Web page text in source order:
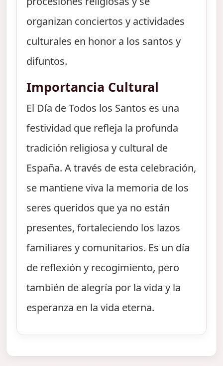
organizan conciertos y actividades
culturales en honor a los santos y
difuntos.
Importancia Cultural
El Día de Todos los Santos es una
festividad que refleja la profunda
tradición religiosa y cultural de
España. A través de esta celebración,
se mantiene viva la memoria de los
seres queridos que ya no están
presentes, fortaleciendo los lazos
familiares y comunitarios. Es un día
de reflexión y recogimiento, pero
también de alegría por la vida y la
esperanza en la vida eterna.